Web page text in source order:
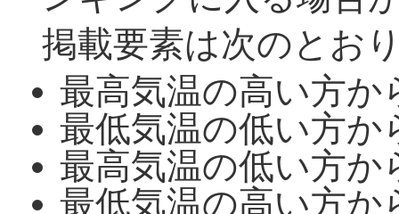
掲載要素は次のとお
最高気温の高い方か
最低気温の低い方か
最高気温の低い方か
最低気温の高い方か